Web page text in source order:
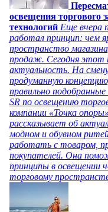
освещения торгового
технологий Еще вчера
работал принцип: чем
пространство
продаж. Сегодня этот
актуальность. На
продуманную
правильно
SR по освещению
компании «Точка
рассказывает об
модном и обувном
работать с товаром,
покупателей. Она
принципы в освещении
торговому